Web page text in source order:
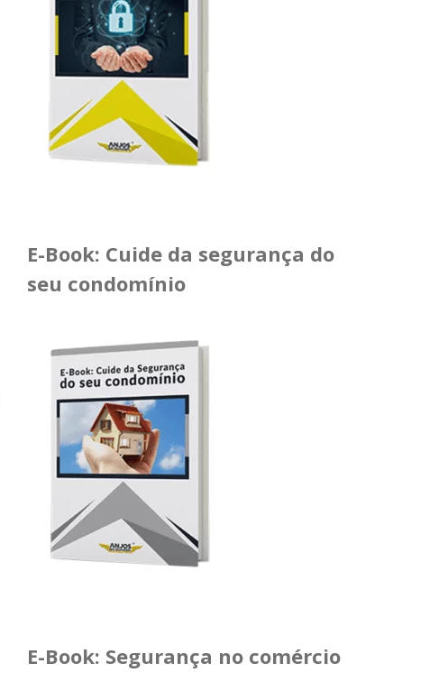
E-Book: Cuide da segurança do
seu condomínio
E-Book: Segurança no comércio